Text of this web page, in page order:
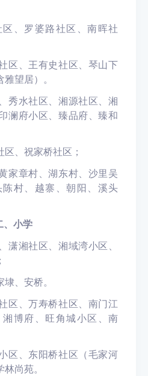
、罗婆路社区、南晖社
区、王有史社区、琴山下
望居）。
秀水社区、湘源社区、湘
澜府小区、臻品府、臻和
、祝家桥社区；
家章村、湖东村、沙里吴
村、越寨、朝阳、溪头
、小学
潇湘社区、湘域湾小区、
、安桥。
区、万寿桥社区、南门江
博府、旺角城小区、南
区、东阳桥社区（毛家河
尚苑。